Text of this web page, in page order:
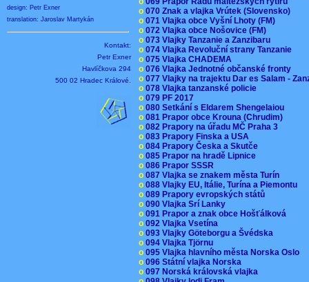
design: Petr Exner
translation: Jaroslav Martykán
Kontakt:
Petr Exner
Havlíčkova 294
500 02 Hradec Králové.
o 070 Znak a vlajka Vrútek (Slovensko)
o 071 Vlajka obce Vyšní Lhoty (FM)
o 072 Vlajka obce Nošovice (FM)
o 073 Vlajky Tanzanie a Zanzibaru
o 074 Vlajka Revoluční strany Tanzanie
o 075 Vlajka CHADEMA
o 076 Vlajka Jednotné občanské fronty
o 077 Vlajky na trajektu Dar es Salam -
o 078 Vlajka tanzanské policie
o 079 PF 2017
o 080 Setkání s Eldarem Shengelaiou
o 081 Prapor obce Krouna (Chrudim)
o 082 Prapory na úřadu MČ Praha 3
o 083 Prapory Finska a USA
o 084 Prapory Česka a Skutče
o 085 Prapor na hradě Lipnice
o 086 Prapor SSSR
o 087 Vlajka se znakem města Turín
o 088 Vlajky EU, Itálie, Turína a Piemontu
o 089 Prapory evropských států
o 090 Vlajka Srí Lanky
o 091 Prapor a znak obce Hošťálková
o 092 Vlajka Vsetína
o 093 Vlajky Göteborgu a Švédska
o 094 Vlajka Tjörnu
o 095 Vlajka hlavního města Norska Oslo
o 096 Státní vlajka Norska
o 097 Norská královská vlajka